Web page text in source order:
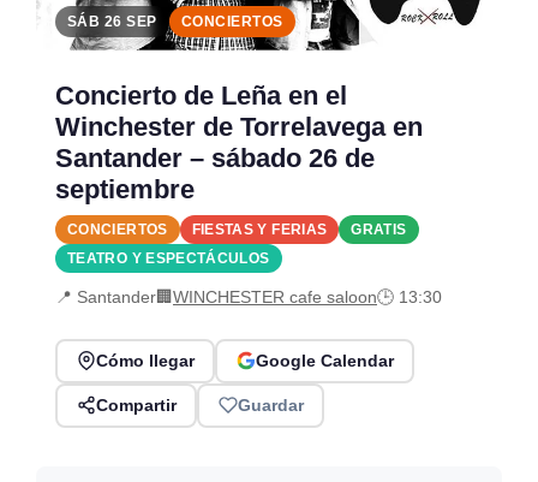
SÁB 26 SEP CONCIERTOS
Concierto de Leña en el
Winchester de Torrelavega en
Santander – sábado 26 de
septiembre
CONCIERTOS FIESTAS Y FERIAS
GRATIS
TEATRO Y ESPECTÁCULOS
📍 Santander🏢WINCHESTER cafe saloon🕒 13:30
Cómo llegar Google Calendar
Compartir Guardar